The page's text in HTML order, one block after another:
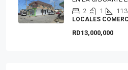
2 1 113
LOCALES
RD13,000,000